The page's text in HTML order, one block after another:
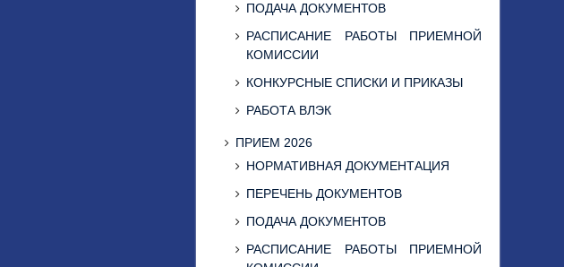
ПОДАЧА ДОКУМЕНТОВ
РАСПИСАНИЕ РАБОТЫ ПРИЕМНОЙ
КОМИССИИ
КОНКУРСНЫЕ СПИСКИ И ПРИКАЗЫ
РАБОТА ВЛЭК
ПРИЕМ 2026
НОРМАТИВНАЯ ДОКУМЕНТАЦИЯ
ПЕРЕЧЕНЬ ДОКУМЕНТОВ
ПОДАЧА ДОКУМЕНТОВ
РАСПИСАНИЕ РАБОТЫ ПРИЕМНОЙ